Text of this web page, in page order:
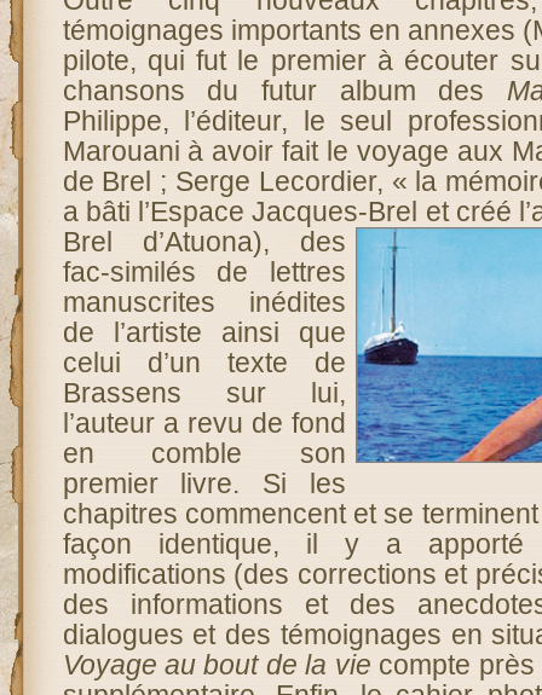
témoignages importants en annexes
pilote, qui fut le premier à écouter
chansons du futur album des
Philippe, l’éditeur, le seul
Marouani à avoir fait le voyage aux
de Brel ; Serge Lecordier, « la
a bâti l’Espace Jacques-Brel et créé
Brel d’Atuona), des
fac-similés de lettres
manuscrites inédites
de l’artiste ainsi que
celui d’un texte de
Brassens sur lui,
l’auteur a revu de fond
en comble son
premier livre. Si les
chapitres commencent et se
façon identique, il y a apporté
modifications (des corrections et
des informations et des
dialogues et des témoignages en
Voyage au bout de la vie compte près